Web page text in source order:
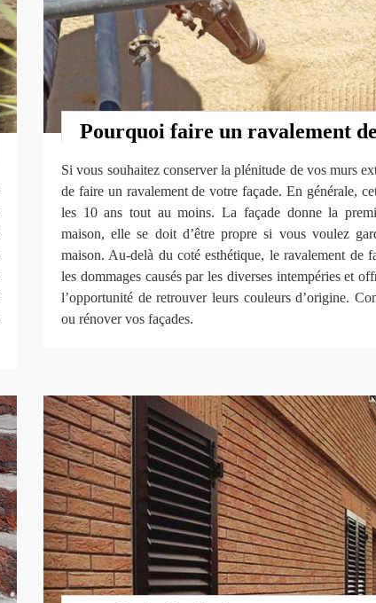
Pourquoi faire un ravalement
Si vous souhaitez conserver la plénitude de vos murs
de faire un ravalement de votre façade. En générale,
les 10 ans tout au moins. La façade donne la
maison, elle se doit d’être propre si vous voulez
maison. Au-delà du coté esthétique, le ravalement de
les dommages causés par les diverses intempéries et
l’opportunité de retrouver leurs couleurs d’origine.
ou rénover vos façades.